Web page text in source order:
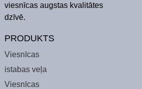
viesnīcas augstas kvalitātes
dzīvē.
PRODUKTS
Viesnīcas
istabas veļa
Viesnīcas